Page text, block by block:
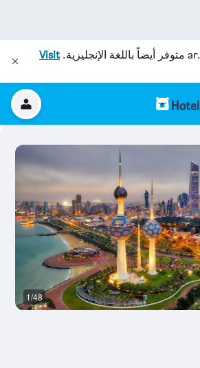
متوفر أيضاً باللغة الإنجليزية.Visit
1/48